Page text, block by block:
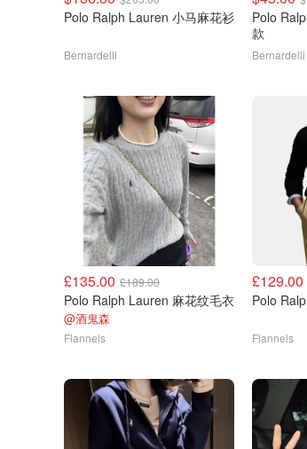
Polo Ralph Lauren 小马麻花衫
Bernardelli
Polo Ralph
款
Bernardelli
£135.00 £189.00
Polo Ralph Lauren 麻花纹毛衣
@酒鬼森
Flannels
£129.00
Polo
Flannels